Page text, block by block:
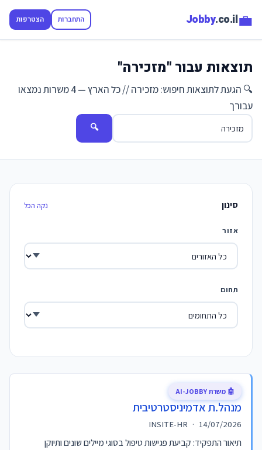
💼
Jobby.co.il התחברות הצטרפות
תוצאות עבור "מזכירה"
🔍 הגעת לתוצאות חיפוש: מזכירה // כל הארץ — 4 משרות נמצאו
עבורך
🔍
סינון נקה הכל
אזור
תחום
מנהל.ת אדמיניסטרטיבית
INSITE-HR · 14/07/2026
תיאור התפקיד: קביעת פגישות טיפול בסוגי מיילים שונים ותיוקן
🤖 משרת AI-JOBBY